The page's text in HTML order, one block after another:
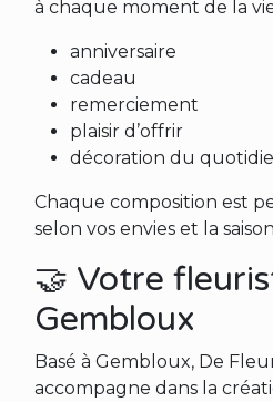
à chaque moment de la
anniversaire
cadeau
remerciement
plaisir d’offrir
décoration du
Chaque composition est
selon vos envies et la
🤝 Votre
Gembloux
Basé à Gembloux, De
accompagne dans la